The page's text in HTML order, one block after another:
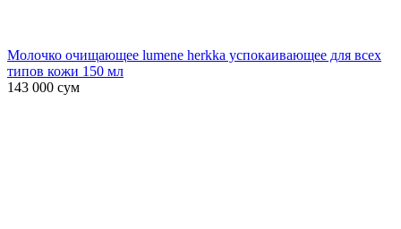
Молочко очищающее lumene herkka успокаивающее для всех
типов кожи 150 мл
143 000 сум